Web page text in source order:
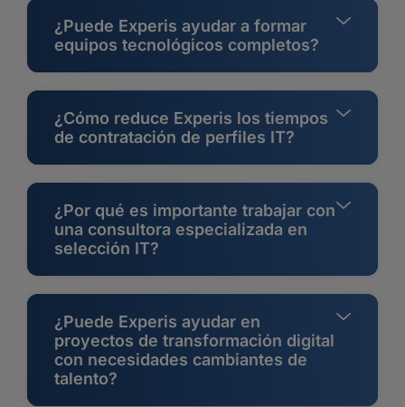
¿Puede Experis ayudar a formar
equipos tecnológicos completos?
¿Cómo reduce Experis los tiempos
de contratación de perfiles IT?
¿Por qué es importante trabajar con
una consultora especializada en
selección IT?
¿Puede Experis ayudar en
proyectos de transformación digital
con necesidades cambiantes de
talento?